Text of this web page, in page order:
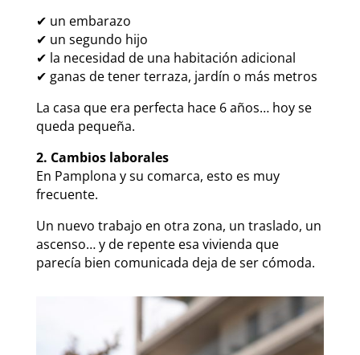
✔ un embarazo
✔ un segundo hijo
✔ la necesidad de una habitación adicional
✔ ganas de tener terraza, jardín o más metros
La casa que era perfecta hace 6 años… hoy se
queda pequeña.
2. Cambios laborales
En Pamplona y su comarca, esto es muy
frecuente.
Un nuevo trabajo en otra zona, un traslado, un
ascenso… y de repente esa vivienda que
parecía bien comunicada deja de ser cómoda.